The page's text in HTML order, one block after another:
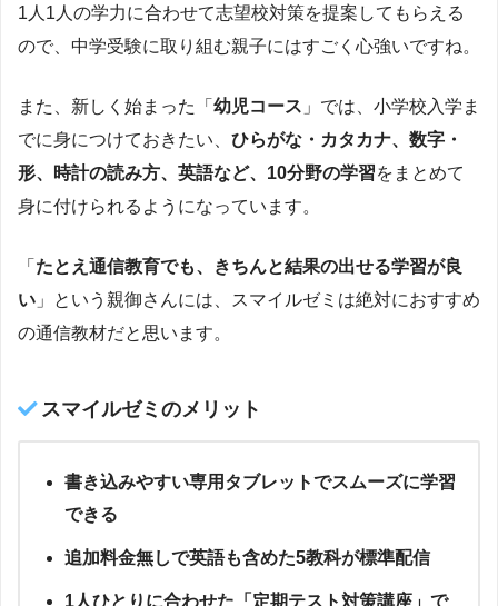
1人1人の学力に合わせて志望校対策を提案してもらえる
ので、中学受験に取り組む親子にはすごく心強いですね。
また、新しく始まった「 幼児コース 」では、小学校入学ま
でに身につけておきたい、 ひらがな・カタカナ、数字・
形、時計の読み方、英語など、10分野の学習をまとめて
身に付けられるようになっています。
「 たとえ通信教育でも、きちんと結果の出せる学習が良
い 」という親御さんには、スマイルゼミは絶対におすすめ
の通信教材だと思います。
スマイルゼミのメリット
書き込みやすい専用タブレットでスムーズに学習
できる
追加料金無しで英語も含めた5教科が標準配信
1人ひとりに合わせた「定期テスト対策講座」で